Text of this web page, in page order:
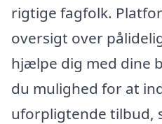
rigtige fagfolk.
oversigt over
hjælpe dig med dine
du mulighed for at
uforpligtende tilbud,